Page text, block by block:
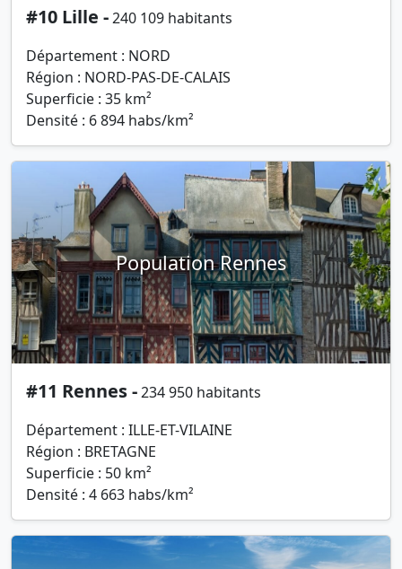
#10 Lille -240 109 habitants
Département : NORD
Région : NORD-PAS-DE-CALAIS
Superficie : 35 km²
Densité : 6 894 habs/km²
Population Rennes
#11 Rennes -234 950 habitants
Département : ILLE-ET-VILAINE
Région : BRETAGNE
Superficie : 50 km²
Densité : 4 663 habs/km²